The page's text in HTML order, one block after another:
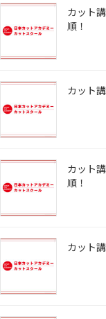
カット
順！
カット
カット
順！
カット